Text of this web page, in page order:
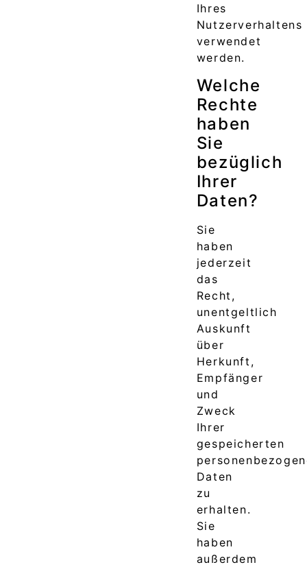
Ihres
Nutzerverhaltens
verwendet
werden.
Welche
Rechte
haben
Sie
bezüglich
Ihrer
Daten?
Sie
haben
jederzeit
das
Recht,
unentgeltlich
Auskunft
über
Herkunft,
Empfänger
und
Zweck
Ihrer
gespeicherten
Daten
zu
erhalten.
Sie
haben
außerdem